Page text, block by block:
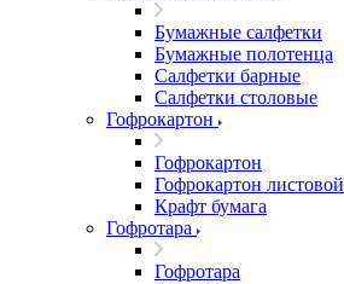
Бумажные салфетки
Бумажные полотенца
Салфетки барные
Салфетки столовые
Гофрокартон
Гофрокартон
Гофрокартон листовой
Крафт бумага
Гофротара
Гофротара